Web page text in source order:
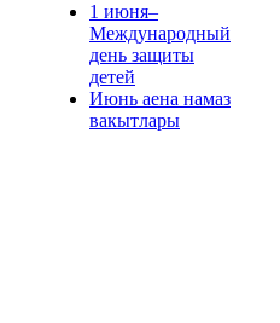
1 июня–
Международный
день защиты
детей
Июнь аена намаз
вакытлары